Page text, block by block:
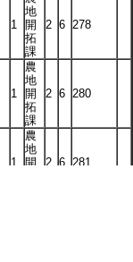
1
地
開
拓
課
2 6 278
1
農
地
開
拓
課
2 6 280
1
農
地
開
2 6 281